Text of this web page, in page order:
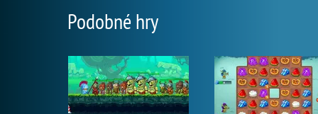
Podobné hry